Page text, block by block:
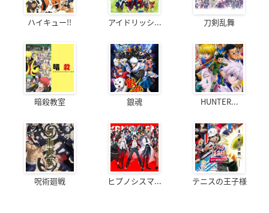
ハイキュー!! アイドリッシ... 刀剣乱舞
暗殺教室 銀魂 HUNTER...
呪術廻戦 ヒプノシスマ... テニスの王子様